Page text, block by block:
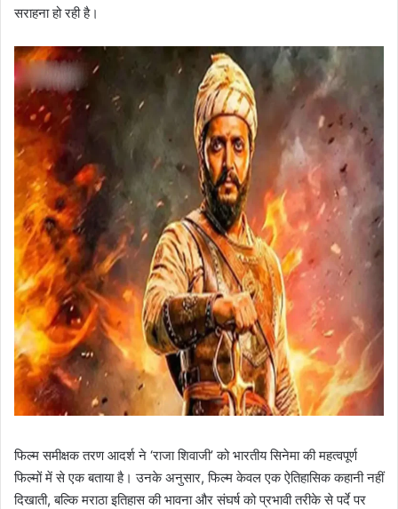
सराहना हो रही है।
फिल्म समीक्षक तरण आदर्श ने ‘राजा शिवाजी’ को भारतीय सिनेमा की महत्वपूर्ण
फिल्मों में से एक बताया है। उनके अनुसार, फिल्म केवल एक ऐतिहासिक कहानी नहीं
दिखाती, बल्कि मराठा इतिहास की भावना और संघर्ष को प्रभावी तरीके से पर्दे पर